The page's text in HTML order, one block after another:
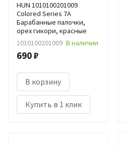
HUN 1010100201009
Colored Series 7A
Барабанные палочки,
орех гикори, красные
1010100201009 В наличии
690 ₽
В корзину
Купить в 1 клик